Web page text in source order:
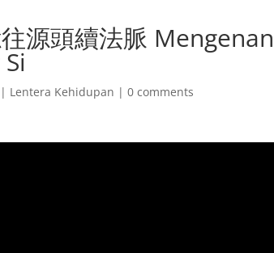
源頭續法脈
| Lentera Kehidupan | 0 comments